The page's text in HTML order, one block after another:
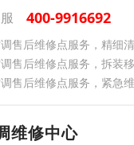
400-9916692
维修中心